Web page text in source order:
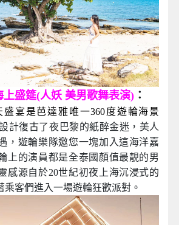
盛筵(人妖 美男歌舞表演)：
盛宴是芭達雅唯一360度遊輪海景
計復古了夜巴黎的紙醉金迷，美人
，遊輪樂隊邀您一塊加入這海洋嘉
上的演員都是全泰國顏值最靚的男
感源自於20世紀初夜上海沉浸式的
乘客們進入一場遊輪狂歡派對。